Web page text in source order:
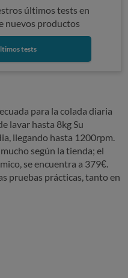
últimos tests en
nuevos productos
tests
para la colada diaria
lavar hasta 8kg Su
llegando hasta 1200rpm.
según la tienda; el
se encuentra a 379€.
pruebas prácticas, tanto en